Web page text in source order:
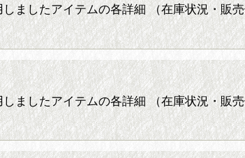
したアイテムの各詳細 （在庫状況・販
したアイテムの各詳細 （在庫状況・販